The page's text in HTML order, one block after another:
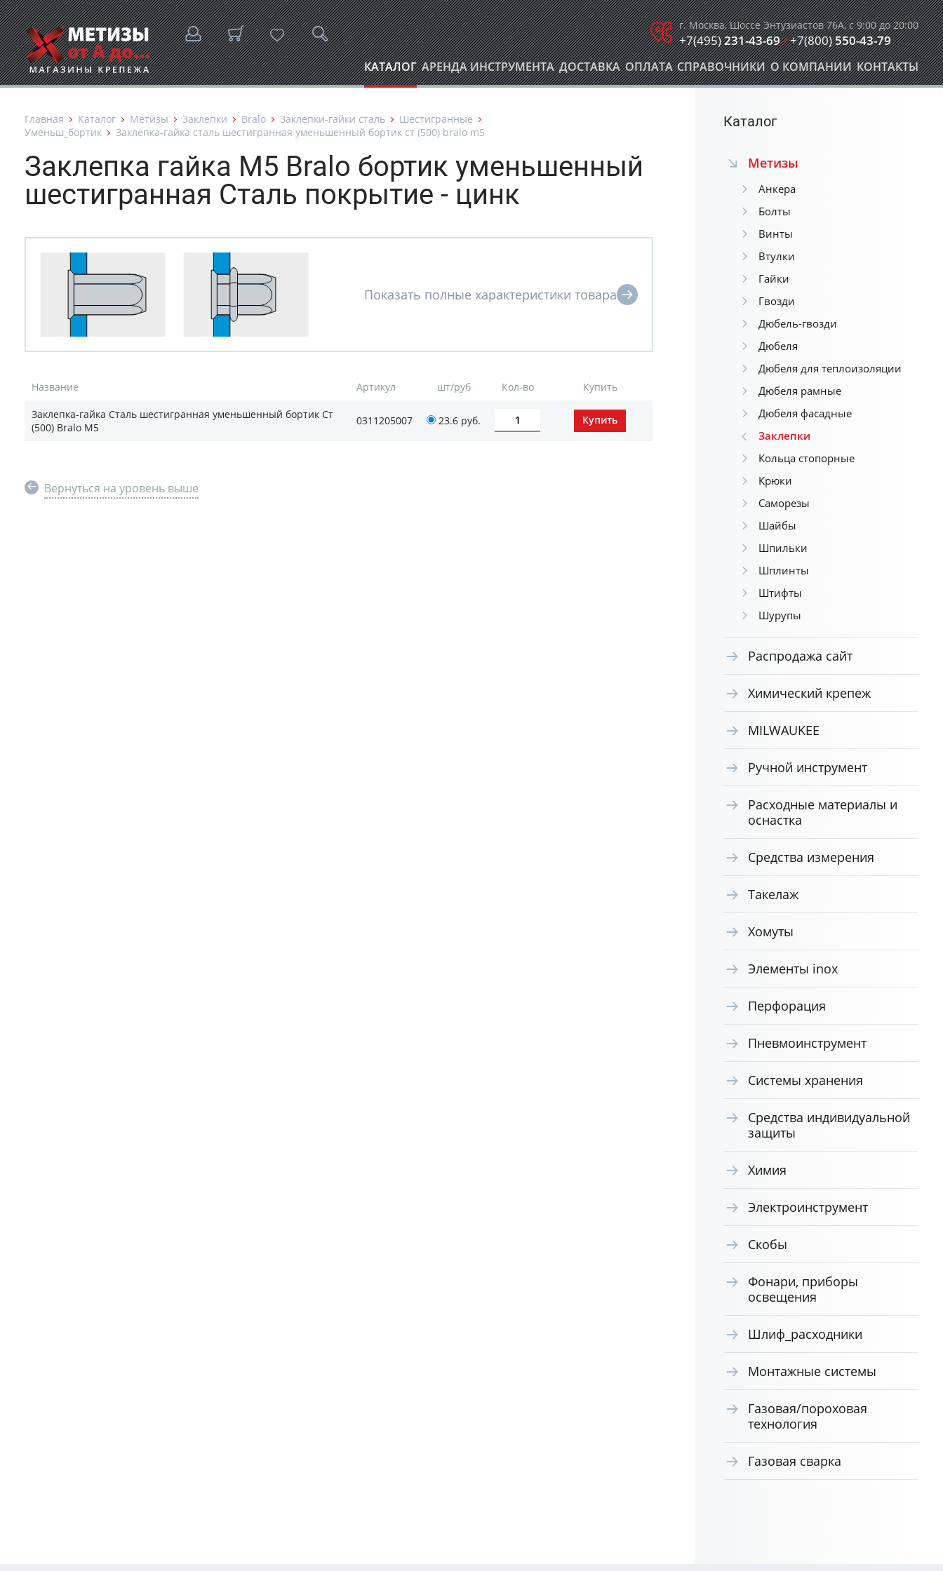
г. Москва, Шоссе Энтузиастов 76А, с 9:00 до 20:00
+7(495)231-43-69/+7(800)550-43-79
КАТАЛОГ АРЕНДА ИНСТРУМЕНТА ДОСТАВКА ОПЛАТА СПРАВОЧНИКИ О КОМПАНИИ КОНТАКТЫ
Главная Каталог Метизы Заклепки Bralo Заклепки-гайки сталь
Шестигранные
Уменьш_бортик
Заклепка-гайка сталь шестигранная уменьшенный бортик ст (500) bralo m5
Заклепка гайка М5 Bralo бортик уменьшенный
шестигранная Сталь покрытие - цинк
Название Артикул шт/руб Кол-во Купить
Заклепка-гайка Сталь шестигранная уменьшенный бортик Ст
(500) Bralo M5
0311205007 23.6 руб.
Вернуться на уровень выше
Каталог
Метизы
Анкера
Болты
Винты
Втулки
Гайки
Гвозди
Дюбель-гвозди
Дюбеля
Дюбеля для теплоизоляции
Дюбеля рамные
Дюбеля фасадные
Заклепки
Кольца стопорные
Крюки
Саморезы
Шайбы
Шпильки
Шплинты
Штифты
Шурупы
Распродажа сайт
Химический крепеж
MILWAUKEE
Ручной инструмент
Расходные материалы и
оснастка
Средства измерения
Такелаж
Хомуты
Элементы inox
Перфорация
Пневмоинструмент
Системы хранения
Средства индивидуальной
защиты
Химия
Электроинструмент
Скобы
Фонари, приборы
освещения
Шлиф_расходники
Монтажные системы
Газовая/пороховая
технология
Газовая сварка